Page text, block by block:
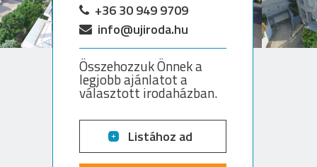
+36 30 949 9709
info@ujiroda.hu
Összehozzuk Önnek a
legjobb ajánlatot a
választott irodaházban.
Listához ad